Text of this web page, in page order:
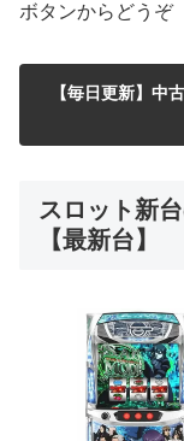
ボタンからどうぞ
【毎日更新】中
スロット新
【最新台】